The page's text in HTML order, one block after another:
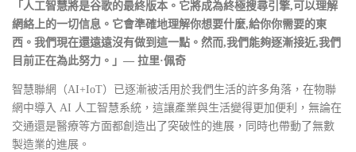
「人工智慧將是谷歌的最終版本。它將成為終極搜尋引擎,可以理解
網絡上的一切信息。它會準確地理解你想要什麼,給你你需要的東
西。我們現在還遠遠沒有做到這一點。然而,我們能夠逐漸接近,我們
目前正在為此努力。」— 拉里·佩奇
智慧聯網（AI+IoT）已逐漸被活用於我們生活的許多角落，在物聯
網中導入 AI 人工智慧系統，這讓產業與生活變得更加便利，無論在
交通還是醫療等方面都創造出了突破性的進展，同時也帶動了無數
製造業的進展。